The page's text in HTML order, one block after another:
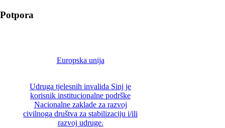
Potpora
Europska unija
Udruga tjelesnih invalida Sinj je
korisnik institucionalne podrške
Nacionalne zaklade za razvoj
civilnoga društva za stabilizaciju i/ili
razvoj udruge.